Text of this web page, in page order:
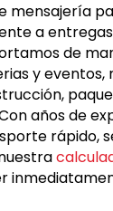
mensajería
a
de
y eventos,
años de
rápido,